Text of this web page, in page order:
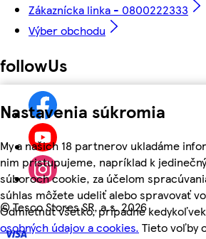
Nastavenia súkromia
My a našich 18 partnerov ukladáme
nim pristupujeme, napríklad k
súboroch cookie, za účelom
súhlas môžete udeliť alebo spravovať
Odmietnuť všetko, prípadne
osobných údajov a cookies. Tieto voľby
Zákaznícka linka - 0800222333
Výber obchodu
followUs
©Tesco Stores SR, a.s. 2026